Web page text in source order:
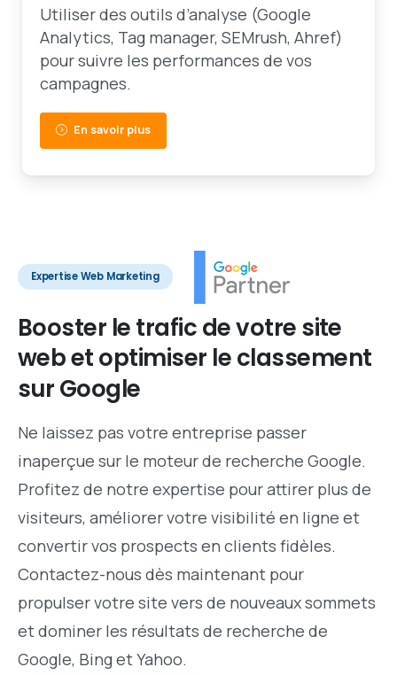
Utiliser des outils d’analyse (Google
Analytics, Tag manager, SEMrush, Ahref)
pour suivre les performances de vos
campagnes.
En savoir plus
Expertise Web Marketing
Booster letraficdevotresite
webetoptimiser leclassement
surGoogle
Ne laissez pas votre entreprise passer
inaperçue sur le moteur de recherche Google.
Profitez de notre expertise pour attirer plus de
visiteurs, améliorer votre visibilité en ligne et
convertir vos prospects en clients fidèles.
Contactez-nous dès maintenant pour
propulser votre site vers de nouveaux sommets
et dominer les résultats de recherche de
Google, Bing et Yahoo.